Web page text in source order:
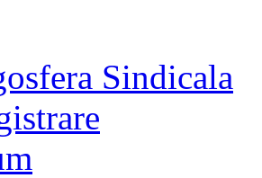
Sindicala